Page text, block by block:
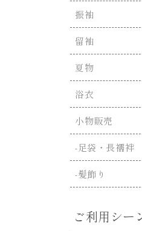
振袖
留袖
夏物
浴衣
小物販売
-足袋・長襦袢
-髪飾り
ご利用シー